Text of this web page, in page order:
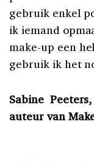
gebruik enkel
ik iemand
make-up een
gebruik ik het
Sabine
auteur van